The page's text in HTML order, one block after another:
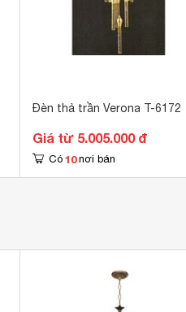
Đèn thả trần Verona T-6172
Giá từ 5.005.000 đ
Có 10 nơi bán